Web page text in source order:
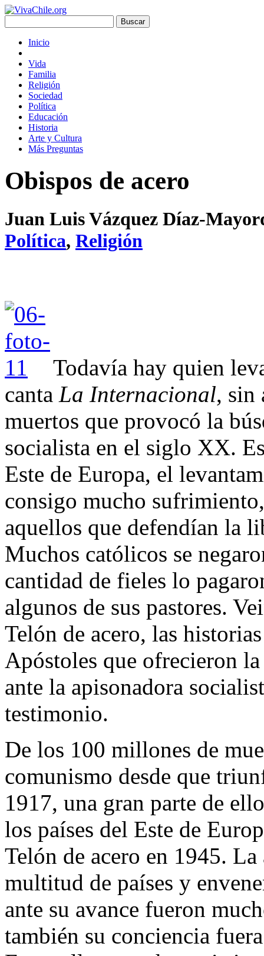
Inicio
Vida
Familia
Religión
Sociedad
Política
Educación
Historia
Arte y Cultura
Más Preguntas
Obispos de acero
Juan Luis Vázquez Díaz-
Política, Religión
Todavía hay quien
canta La Internacional, sin
muertos que provocó la
socialista en el siglo XX.
Este de Europa, el
consigo mucho
aquellos que defendían la
Muchos católicos se
cantidad de fieles lo
algunos de sus pastores.
Telón de acero, las
Apóstoles que ofrecieron
ante la apisonadora
testimonio.
De los 100 millones de
comunismo desde que
1917, una gran parte de
los países del Este de
Telón de acero en 1945.
multitud de países y
ante su avance fueron
también su conciencia